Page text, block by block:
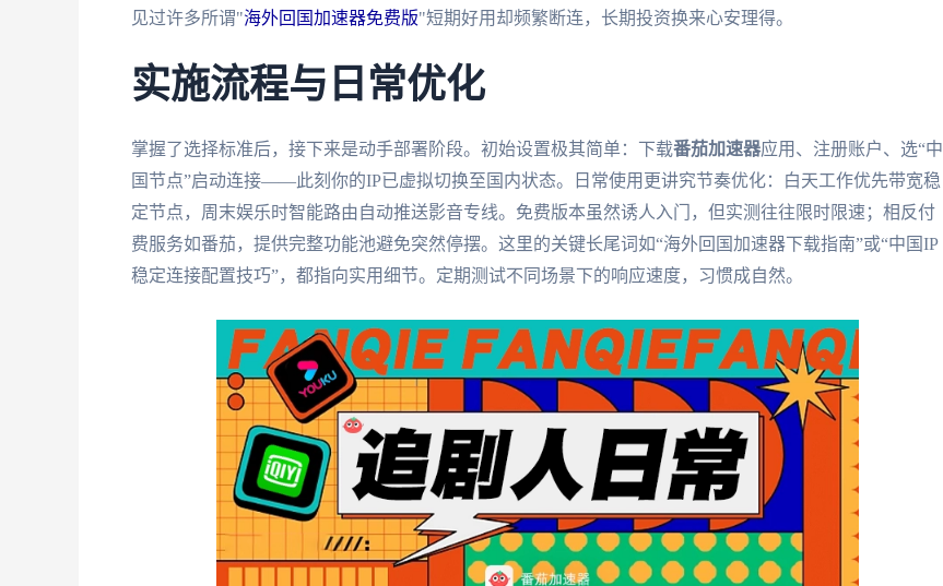
见过许多所谓"海外回国加速器免费版"短期好用却频繁断连，长期投资换来心安理得。
实施流程与日常优化
掌握了选择标准后，接下来是动手部署阶段。初始设置极其简单：下载番茄加速器应用、注册账户、选“中
国节点”启动连接——此刻你的IP已虚拟切换至国内状态。日常使用更讲究节奏优化：白天工作优先带宽稳
定节点，周末娱乐时智能路由自动推送影音专线。免费版本虽然诱人入门，但实测往往限时限速；相反付
费服务如番茄，提供完整功能池避免突然停摆。这里的关键长尾词如“海外回国加速器下载指南”或“中国IP
稳定连接配置技巧”，都指向实用细节。定期测试不同场景下的响应速度，习惯成自然。